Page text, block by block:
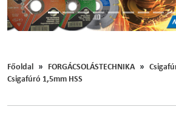
Előző
Főoldal FORGÁCSOLÁSTECHNIKA
Csigafúró 1,5mm HSS